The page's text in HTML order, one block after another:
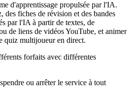
d'apprentissage propulsée par l'IA.
des fiches de révision et des bandes
par l'IA à partir de textes, de
de liens de vidéos YouTube, et animer
quiz multijoueur en direct.
forfaits avec différentes
ou arrêter le service à tout